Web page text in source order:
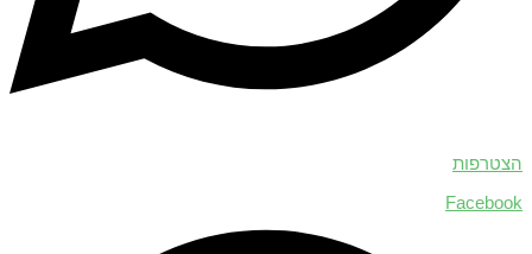
הצטרפות
Facebook